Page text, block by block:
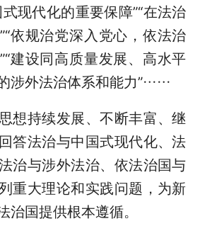
代化的重要保障”“在法治
依规治党深入党心，依法治
建设同高质量发展、高水平
涉外法治体系和能力”……
持续发展、不断丰富、继
答法治与中国式现代化、法
治与涉外法治、依法治国与
重大理论和实践问题，为新
治国提供根本遵循。